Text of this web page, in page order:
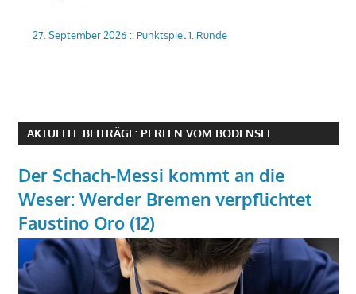
27. September 2026 :: Punktspiel 1. Runde
AKTUELLE BEITRÄGE: PERLEN VOM BODENSEE
Der Schach-Messi kommt an die
Weser: Werder Bremen verpflichtet
Faustino Oro (12)